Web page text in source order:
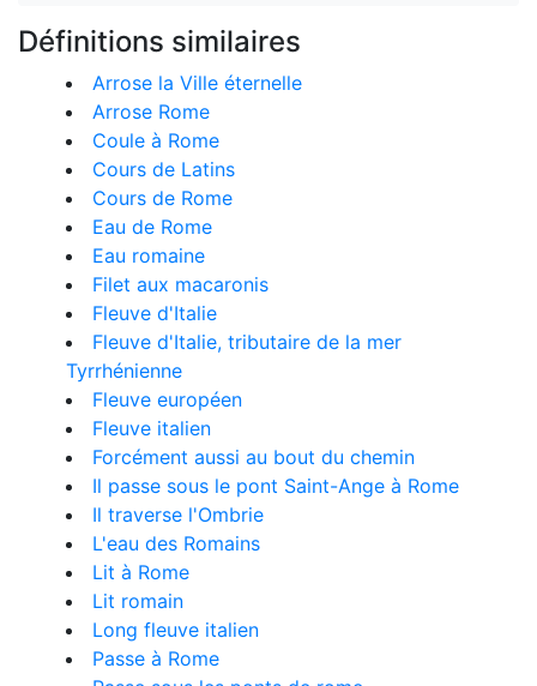
Définitions similaires
Arrose la Ville éternelle
Arrose Rome
Coule à Rome
Cours de Latins
Cours de Rome
Eau de Rome
Eau romaine
Filet aux macaronis
Fleuve d'Italie
Fleuve d'Italie, tributaire de la mer
Tyrrhénienne
Fleuve européen
Fleuve italien
Forcément aussi au bout du chemin
Il passe sous le pont Saint-Ange à Rome
Il traverse l'Ombrie
L'eau des Romains
Lit à Rome
Lit romain
Long fleuve italien
Passe à Rome